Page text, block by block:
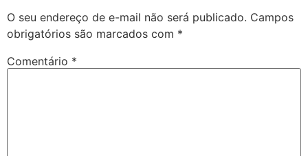
O seu endereço de e-mail não será publicado. Campos
obrigatórios são marcados com *
Comentário *